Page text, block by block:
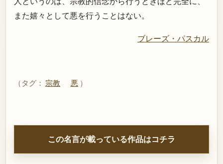
また嬉々として悪を行うことはない。
ブレーズ・パスカル
（タグ： 宗教 悪 ）
この名言が載っている作品はコチラ